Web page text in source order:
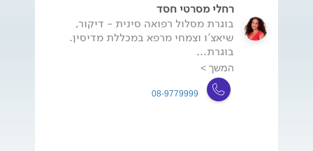
רחלי מסרטי חסד
בוגרת מסלול רפואה סינית - דיקור,
שיאצ'ו וצמחי מרפא במכללת מדיסין.
בוגרת...
המשך >
08-9779999